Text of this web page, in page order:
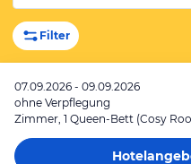
Filter
07.09.2026 - 09.09.2026
ohne Verpflegung
Zimmer, 1 Queen-Bett (Cosy